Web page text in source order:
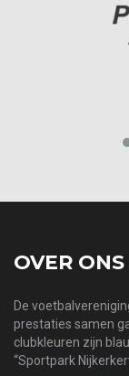
OVER ONS
De
prestaties samen
clubkleuren zijn
“Sportpark